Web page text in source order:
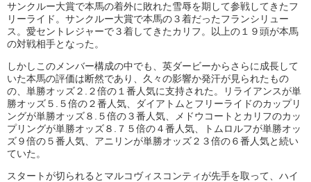
サンクルー大賞で本馬の着外に敗れた雪辱を期して参戦してきたフ
リーライド。サンクルー大賞で本馬の３着だったフランシリュー
ス。愛セントレジャーで３着してきたカリフ。以上の１９頭が本馬
の対戦相手となった。
しかしこのメンバー構成の中でも、英ダービーからさらに成長して
いた本馬の評価は断然であり、久々の影響か発汗が見られたもの
の、単勝オッズ２.２倍の１番人気に支持された。リライアンスが単
勝オッズ５.５倍の２番人気、ダイアトムとフリーライドのカップリ
ングが単勝オッズ８.５倍の３番人気、メドウコートとカリフのカッ
プリングが単勝オッズ８.７５倍の４番人気、トムロルフが単勝オッ
ズ９倍の５番人気、アニリンが単勝オッズ２３倍の６番人気と続い
ていた。
スタートが切られるとマルコヴィスコンティが先手を取って、ハイ